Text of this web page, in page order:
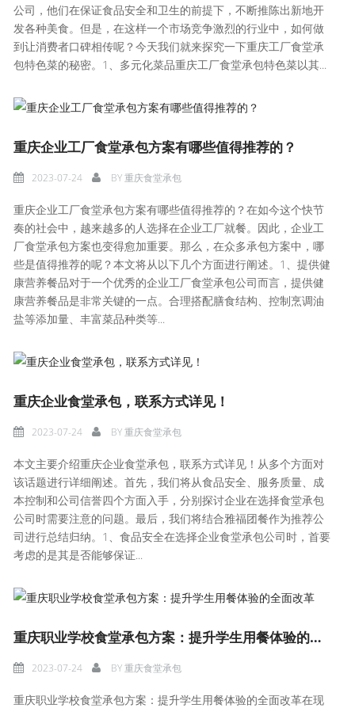
公司，他们在保证食品安全和卫生的前提下，不断推陈出新地开
发各种美食。但是，在这样一个市场竞争激烈的行业中，如何做
到让消费者口碑相传呢？今天我们就来探究一下重庆工厂食堂承
包特色菜的秘密。1、多元化菜品重庆工厂食堂承包特色菜以其...
重庆企业工厂食堂承包方案有哪些值得推荐的？
2023-07-24 BY重庆食堂承包
重庆企业工厂食堂承包方案有哪些值得推荐的？在如今这个快节
奏的社会中，越来越多的人选择在企业工厂就餐。因此，企业工
厂食堂承包方案也变得愈加重要。那么，在众多承包方案中，哪
些是值得推荐的呢？本文将从以下几个方面进行阐述。1、提供健
康营养餐品对于一个优秀的企业工厂食堂承包公司而言，提供健
康营养餐品是非常关键的一点。合理搭配膳食结构、控制烹调油
盐等添加量、丰富菜品种类等...
重庆企业食堂承包，联系方式详见！
2023-07-24 BY重庆食堂承包
本文主要介绍重庆企业食堂承包，联系方式详见！从多个方面对
该话题进行详细阐述。首先，我们将从食品安全、服务质量、成
本控制和公司信誉四个方面入手，分别探讨企业在选择食堂承包
公司时需要注意的问题。最后，我们将结合雅福团餐作为推荐公
司进行总结归纳。1、食品安全在选择企业食堂承包公司时，首要
考虑的是其是否能够保证...
重庆职业学校食堂承包方案：提升学生用餐体验的全面改革
2023-07-24 BY重庆食堂承包
重庆职业学校食堂承包方案：提升学生用餐体验的全面改革在现